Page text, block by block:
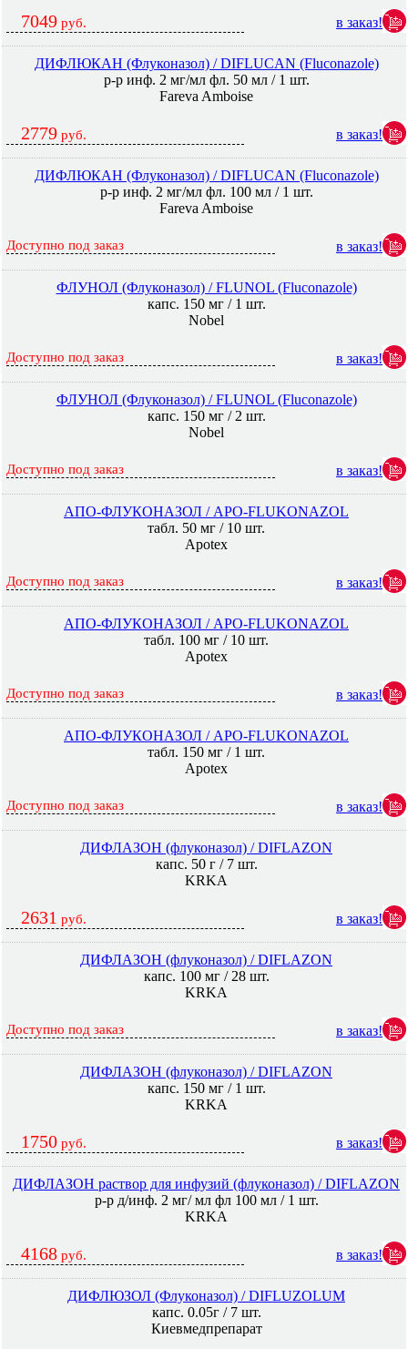
7049 руб. в заказ!
ДИФЛЮКАН (Флуконазол) / DIFLUCAN (Fluconazole)
р-р инф. 2 мг/мл фл. 50 мл / 1 шт.
Fareva Amboise
2779 руб. в заказ!
ДИФЛЮКАН (Флуконазол) / DIFLUCAN (Fluconazole)
р-р инф. 2 мг/мл фл. 100 мл / 1 шт.
Fareva Amboise
Доступно под заказ в заказ!
ФЛУНОЛ (Флуконазол) / FLUNOL (Fluconazole)
капс. 150 мг / 1 шт.
Nobel
Доступно под заказ в заказ!
ФЛУНОЛ (Флуконазол) / FLUNOL (Fluconazole)
капс. 150 мг / 2 шт.
Nobel
Доступно под заказ в заказ!
АПО-ФЛУКОНАЗОЛ / APO-FLUKONAZOL
табл. 50 мг / 10 шт.
Apotex
Доступно под заказ в заказ!
АПО-ФЛУКОНАЗОЛ / APO-FLUKONAZOL
табл. 100 мг / 10 шт.
Apotex
Доступно под заказ в заказ!
АПО-ФЛУКОНАЗОЛ / APO-FLUKONAZOL
табл. 150 мг / 1 шт.
Apotex
Доступно под заказ в заказ!
ДИФЛАЗОН (флуконазол) / DIFLAZON
капс. 50 г / 7 шт.
KRKA
2631 руб. в заказ!
ДИФЛАЗОН (флуконазол) / DIFLAZON
капс. 100 мг / 28 шт.
KRKA
Доступно под заказ в заказ!
ДИФЛАЗОН (флуконазол) / DIFLAZON
капс. 150 мг / 1 шт.
KRKA
1750 руб. в заказ!
ДИФЛАЗОН раствор для инфузий (флуконазол) / DIFLAZON
р-р д/инф. 2 мг/ мл фл 100 мл / 1 шт.
KRKA
4168 руб. в заказ!
ДИФЛЮЗОЛ (Флуконазол) / DIFLUZOLUM
капс. 0.05г / 7 шт.
Киевмедпрепарат